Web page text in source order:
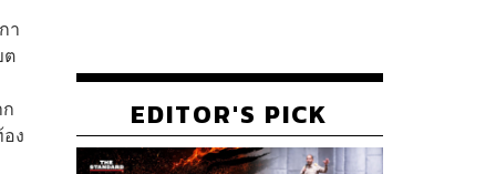
า
ต
ง
EDITOR'S PICK